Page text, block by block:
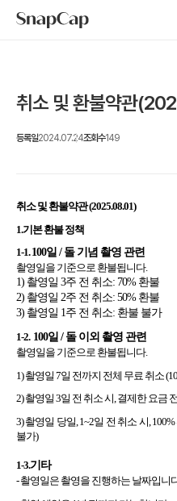
취소 및 환불약관
등록일2024.07.24조회수149
취소 및 환불약관 (2025.08.01)
1.기본 환불 정책
1-1. 100일 / 돌 기념 촬영 관련
촬영일을 기준으로 환불됩니다.
1) 촬영일 3주 전 취소: 70% 환불
2) 촬영일 2주 전 취소: 50% 환불
3) 촬영일 1주 전 취소: 환불 불가
1-2. 100일 / 돌 이외 촬영 관련
촬영일을 기준으로 환불됩니다.
1) 촬영일 7일 전까지 전체 무료 취소
2) 촬영일 3일 전 취소 시, 결제한 요금
3) 촬영일 당일, 1~2일 전 취소 시,
불가)
1-3.기타
- 촬영일은 촬영을 진행하는 날짜입니